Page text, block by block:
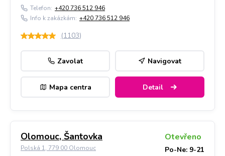
Telefon: +420 736 512 946
Info k zakázkám: +420 736 512 946
(1103)
Zavolat Navigovat
Mapa centra Detail
Olomouc, Šantovka
Polská 1, 779 00 Olomouc
Otevřeno
Po-Ne: 9-21